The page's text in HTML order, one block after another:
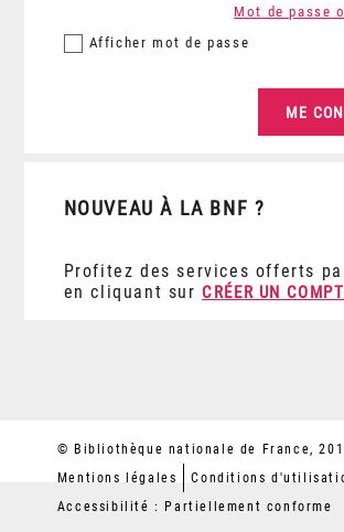
Afficher mot de passe
Mot de passe
NOUVEAU À LA BNF ?
Profitez des services offerts
en cliquant sur CRÉER UN
© Bibliothèque nationale de France,
Mentions légales
Conditions
Accessibilité : Partiellement conforme